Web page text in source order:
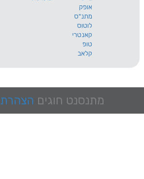
מתנסנט חוגים הצהרת נגישות